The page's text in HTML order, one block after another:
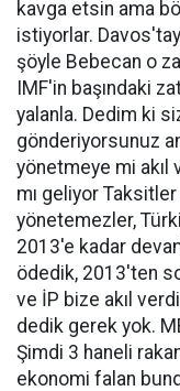
kavga etsin ama
istiyorlar.
şöyle Bebecan o
IMF'in başındaki
yalanla. Dedim ki
gönderiyorsunuz
yönetmeye mi
mı geliyor
yönetemezler,
2013'e kadar
ödedik, 2013'ten
ve İP bize akıl
dedik gerek yok.
Şimdi 3 haneli
ekonomi falan